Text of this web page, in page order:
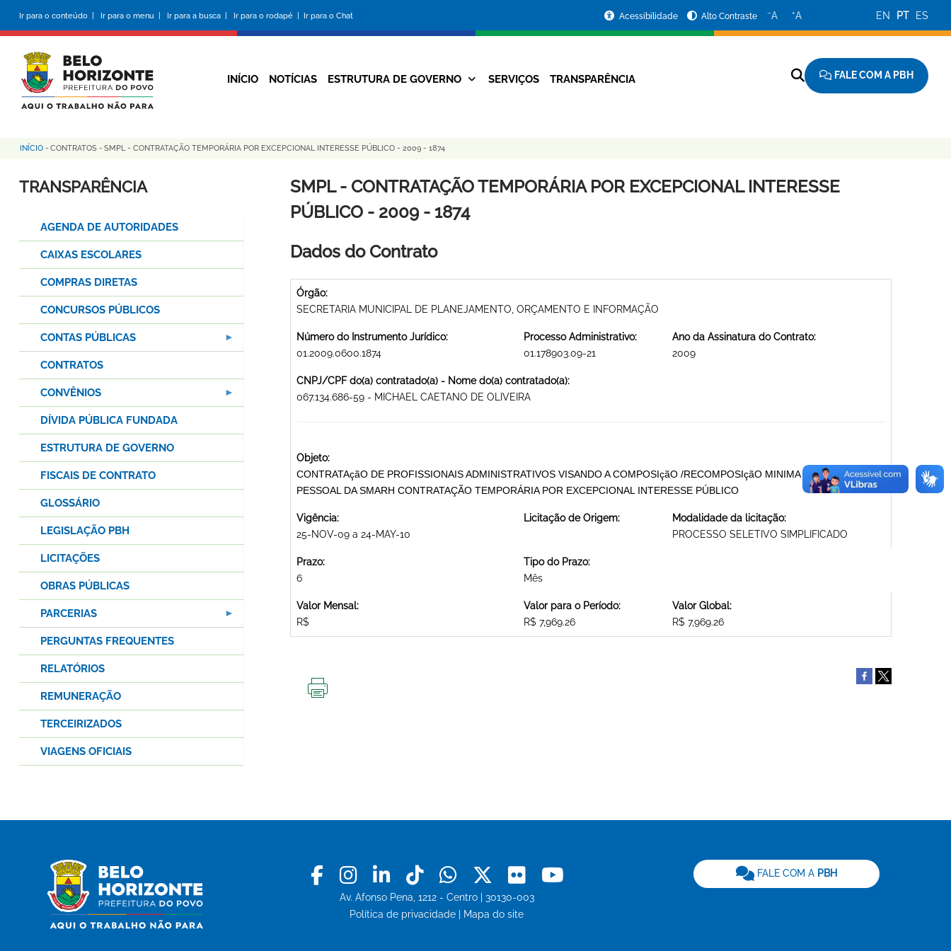
conteúdo
principal
Ir para o conteúdo | Ir para o menu | Ir para a busca | Ir para o rodapé | Ir para o Chat
da
Prefeitura
Acessibilidade Alto Contraste −A +A EN PT ES
Navegação
INÍCIO NOTÍCIAS ESTRUTURA DE GOVERNO SERVIÇOS TRANSPARÊNCIA FALE COM A PBH
Trilha
de
INÍCIO - CONTRATOS - SMPL - CONTRATAÇÃO TEMPORÁRIA POR EXCEPCIONAL INTERESSE PÚBLICO - 2009 - 1874
SMPL - CONTRATAÇÃO TEMPORÁRIA POR EXCEPCIONAL INTERESSE
PÚBLICO - 2009 - 1874
Dados do Contrato
Órgão:
SECRETARIA MUNICIPAL DE PLANEJAMENTO, ORÇAMENTO E INFORMAÇÃO
Número do Instrumento Jurídico:
01.2009.0600.1874
Processo Administrativo:
01.178903.09-21
Ano da Assinatura do Contrato:
2009
CNPJ/CPF do(a) contratado(a) - Nome do(a) contratado(a):
067.134.686-59 - MICHAEL CAETANO DE OLIVEIRA
Objeto:
CONTRATAçãO DE PROFISSIONAIS ADMINISTRATIVOS VISANDO A COMPOSIçãO /RECOMPOSIçãO MINIMA DO QUADRO DE
PESSOAL DA SMARH CONTRATAÇÃO TEMPORÁRIA POR EXCEPCIONAL INTERESSE PÚBLICO
Vigência:
25-NOV-09 a 24-MAY-10
Licitação de Origem:
Modalidade da licitação:
PROCESSO SELETIVO SIMPLIFICADO
Prazo:
6
Tipo do Prazo:
Mês
Valor Mensal:
R$
Valor para o Período:
R$ 7,969.26
Valor Global:
R$ 7,969.26
TRANSPARÊNCIA
AGENDA DE AUTORIDADES
CAIXAS ESCOLARES
COMPRAS DIRETAS
CONCURSOS PÚBLICOS
CONTAS PÚBLICAS
CONTRATOS
CONVÊNIOS
DÍVIDA PÚBLICA FUNDADA
ESTRUTURA DE GOVERNO
FISCAIS DE CONTRATO
GLOSSÁRIO
LEGISLAÇÃO PBH
LICITAÇÕES
OBRAS PÚBLICAS
PARCERIAS
PERGUNTAS FREQUENTES
RELATÓRIOS
REMUNERAÇÃO
TERCEIRIZADOS
VIAGENS OFICIAIS
Facebook
Instagram
LinkedinTiktokWhatsapp
X Flickr
Av. Afonso Pena, 1212 - Centro | 30130-003
Política de privacidade
Mapa do site
FALE COM A PBH